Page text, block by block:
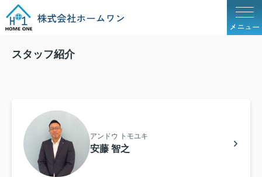
メニュー
スタッフ紹介
アンドウ トモユキ
安藤 智之